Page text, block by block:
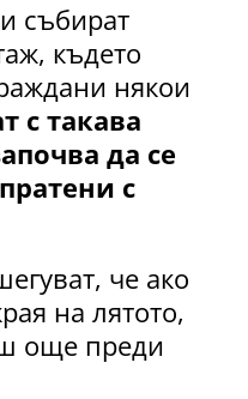
събират
където
някои
с такава
да се
с
че ако
на лятото,
още преди